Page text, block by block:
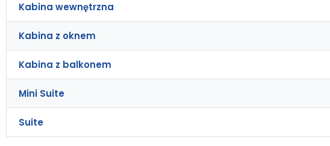
Kabina wewnętrzna
Kabina z oknem
Kabina z balkonem
Mini Suite
Suite